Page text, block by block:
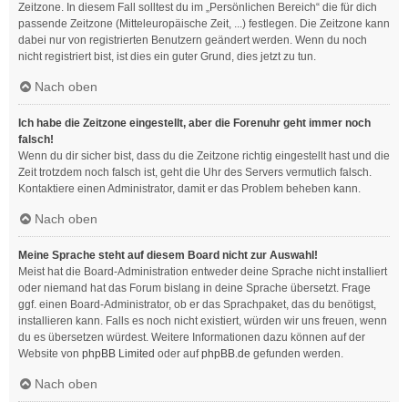
Zeitzone. In diesem Fall solltest du im „Persönlichen Bereich“ die für dich
passende Zeitzone (Mitteleuropäische Zeit, ...) festlegen. Die Zeitzone kann
dabei nur von registrierten Benutzern geändert werden. Wenn du noch
nicht registriert bist, ist dies ein guter Grund, dies jetzt zu tun.
Nach oben
Ich habe die Zeitzone eingestellt, aber die Forenuhr geht immer noch
falsch!
Wenn du dir sicher bist, dass du die Zeitzone richtig eingestellt hast und die
Zeit trotzdem noch falsch ist, geht die Uhr des Servers vermutlich falsch.
Kontaktiere einen Administrator, damit er das Problem beheben kann.
Nach oben
Meine Sprache steht auf diesem Board nicht zur Auswahl!
Meist hat die Board-Administration entweder deine Sprache nicht installiert
oder niemand hat das Forum bislang in deine Sprache übersetzt. Frage
ggf. einen Board-Administrator, ob er das Sprachpaket, das du benötigst,
installieren kann. Falls es noch nicht existiert, würden wir uns freuen, wenn
du es übersetzen würdest. Weitere Informationen dazu können auf der
Website von phpBB Limited oder aufphpBB.de gefunden werden.
Nach oben